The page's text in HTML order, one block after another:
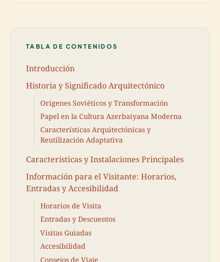
TABLA DE CONTENIDOS
Introducción
Historia y Significado Arquitectónico
Orígenes Soviéticos y Transformación
Papel en la Cultura Azerbaiyana Moderna
Características Arquitectónicas y
Reutilización Adaptativa
Características y Instalaciones Principales
Información para el Visitante: Horarios,
Entradas y Accesibilidad
Horarios de Visita
Entradas y Descuentos
Visitas Guiadas
Accesibilidad
Consejos de Viaje